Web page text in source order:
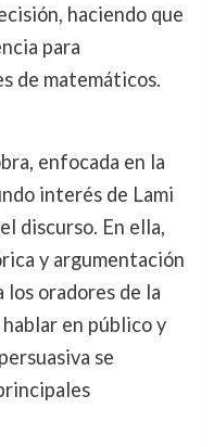
haciendo que
para
de matemáticos.
enfocada en la
interés de Lami
discurso. En ella,
y argumentación
los oradores de la
en público y
se